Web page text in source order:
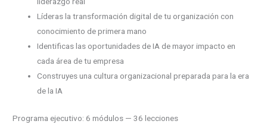
Líderas la transformación digital de tu organización con
conocimiento de primera mano
Identificas las oportunidades de IA de mayor impacto en
cada área de tu empresa
Construyes una cultura organizacional preparada para la era
de la IA
Programa ejecutivo: 6 módulos — 36 lecciones